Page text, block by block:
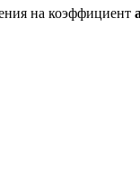
на коэффициент a